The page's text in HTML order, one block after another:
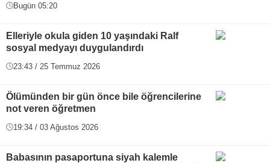
Bugün 05:20
Elleriyle okula giden 10 yaşındaki Ralf
sosyal medyayı duygulandırdı
23:43 / 25 Temmuz 2026
Ölümünden bir gün önce bile öğrencilerine
not veren öğretmen
19:34 / 03 Ağustos 2026
Babasının pasaportuna siyah kalemle